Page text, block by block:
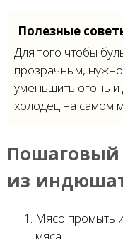
Полезные
Для того чтобы
прозрачным, нужно
уменьшить огонь и
холодец на самом
Пошаговый
из
Мясо промыть
мяса.